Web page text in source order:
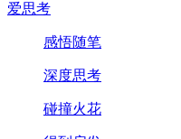
爱思考
感悟随笔
深度思考
碰撞火花